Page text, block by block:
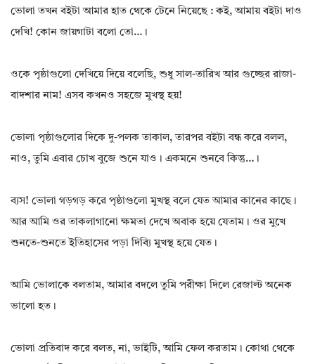
ভোলা তখন বইটা আমার হাত থেকে টেনে নিয়েছে : কই, আমায় বইটা দাও
দেখি! কোন জায়গাটা বলো তো…।
ওকে পৃষ্ঠাগুলো দেখিয়ে দিয়ে বলেছি, শুধু সাল-তারিখ আর গুচ্ছের রাজা-
বাদশার নাম! এসব কখনও সহজে মুখস্থ হয়!
ভোলা পৃষ্ঠাগুলোর দিকে দু-পলক তাকাল, তারপর বইটা বন্ধ করে বলল,
নাও, তুমি এবার চোখ বুজে শুনে যাও। একমনে শুনবে কিন্তু…।
ব্যস! ভোলা গড়গড় করে পৃষ্ঠাগুলো মুখস্থ বলে যেত আমার কানের কাছে।
আর আমি ওর তাকলাগানো ক্ষমতা দেখে অবাক হয়ে যেতাম। ওর মুখে
শুনতে-শুনতে ইতিহাসের পড়া দিব্যি মুখস্থ হয়ে যেত।
আমি ভোলাকে বলতাম, আমার বদলে তুমি পরীক্ষা দিলে রেজাল্ট অনেক
ভালো হত।
ভোলা প্রতিবাদ করে বলত, না, ভাইটি, আমি ফেল করতাম। কোথা থেকে